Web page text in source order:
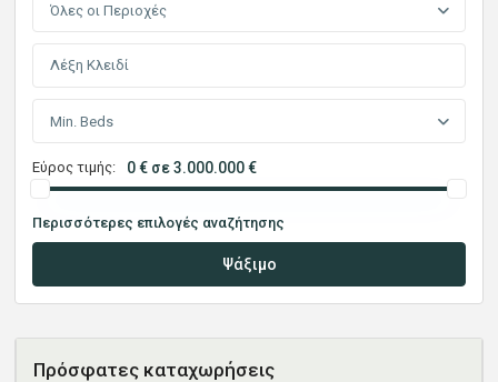
Όλες οι Περιοχές
Min. Beds
Εύρος τιμής: 0 € σε 3.000.000 €
Περισσότερες επιλογές αναζήτησης
Ψάξιμο
Πρόσφατες καταχωρήσεις